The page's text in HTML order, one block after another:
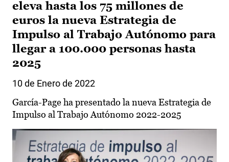
eleva hasta los 75 millones de
euros la nueva Estrategia de
Impulso al Trabajo Autónomo para
llegar a 100.000 personas hasta
2025
10 de Enero de 2022
García-Page ha presentado la nueva Estrategia de
Impulso al Trabajo Autónomo 2022-2025